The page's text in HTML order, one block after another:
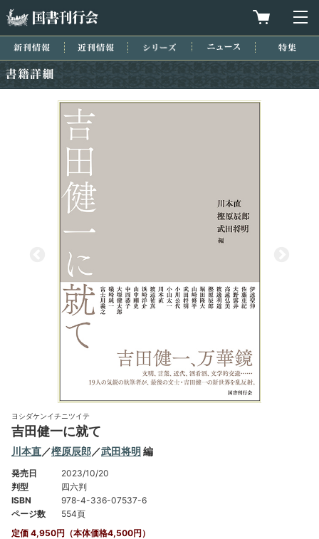
買物カゴを
新刊情報 近刊情報 シリーズ ニュース
ヨシダケンイチニツイテ
吉田健一に就て
川本直／樫原辰郎／武田将明 編
発売日
2023/10/20
判型
四六判
ISBN
978-4-336-07537-6
ページ数
554頁
定価 4,950円（本体価格4,500円）